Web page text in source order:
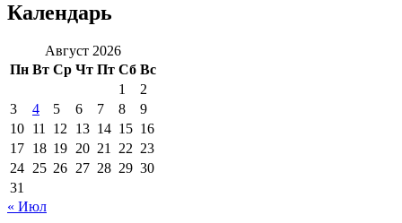
Календарь
Август 2026
Пн Вт Ср Чт Пт Сб Вс
1
2
3
4 5 6 7 8
9
10 11 12 13 14 15 16
17 18 19 20 21 22 23
24 25 26 27 28 29 30
31
« Июл